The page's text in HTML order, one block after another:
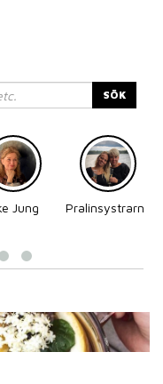
SÖK
Jung
Pralinsystrarna